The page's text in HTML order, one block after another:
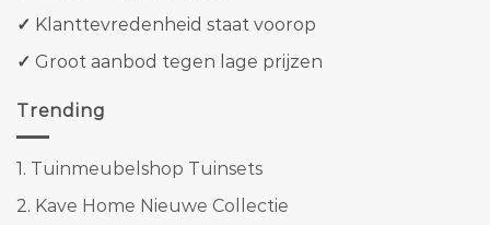
✓ Klanttevredenheid staat voorop
✓ Groot aanbod tegen lage prijzen
Trending
1. Tuinmeubelshop Tuinsets
2. Kave Home Nieuwe Collectie